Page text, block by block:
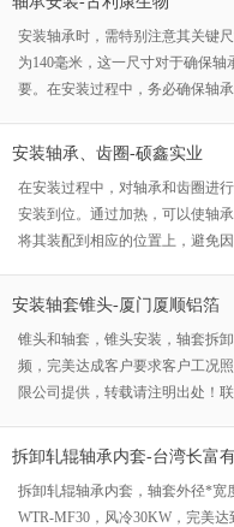
在频繁冷热交替工况下未出现氧
以上（新机标准为3
安装轴承时，需特别注意其关键
为140毫米，这一尺寸对于确保
要。在安装过程中，务必确保轴
时，安装时应采用专业的工具和
把控每一个细节，确保安装质量
安装轴承、齿圈-硕鑫实业
在安装过程中，对轴承和齿圈进
安装到位。通过加热，可以使轴
将其装配到相应的位置上，避免
安装轴套锥头-厦门厦顺铝箔
锥头和轴套，锥头安装，轴套拆
频，完美达成客户要求客户工况
限公司提供，转载请注明出处！
拆卸轧辊轴承内套-台湾长富
拆卸轧辊轴承内套，轴套外径*宽
WTR-MF30，风冷30KW，完美